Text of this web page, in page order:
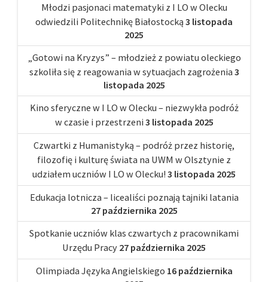
Młodzi pasjonaci matematyki z I LO w Olecku
odwiedzili Politechnikę Białostocką 3 listopada
2025
„Gotowi na Kryzys” – młodzież z powiatu oleckiego
szkoliła się z reagowania w sytuacjach zagrożenia 3
listopada 2025
Kino sferyczne w I LO w Olecku – niezwykła podróż
w czasie i przestrzeni 3 listopada 2025
Czwartki z Humanistyką – podróż przez historię,
filozofię i kulturę świata na UWM w Olsztynie z
udziałem uczniów I LO w Olecku! 3 listopada 2025
Edukacja lotnicza – licealiści poznają tajniki latania
27 października 2025
Spotkanie uczniów klas czwartych z pracownikami
Urzędu Pracy 27 października 2025
Olimpiada Języka Angielskiego 16 października